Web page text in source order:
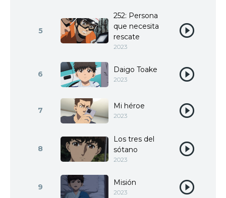
5
252: Persona
que necesita
rescate
2023
6 Daigo Toake
2023
7 Mi héroe
2023
8
Los tres del
sótano
2023
9 Misión
2023